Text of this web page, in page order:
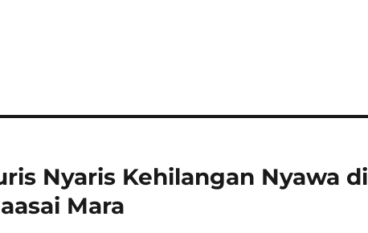
Nyaris Kehilangan Nyawa di
Mara